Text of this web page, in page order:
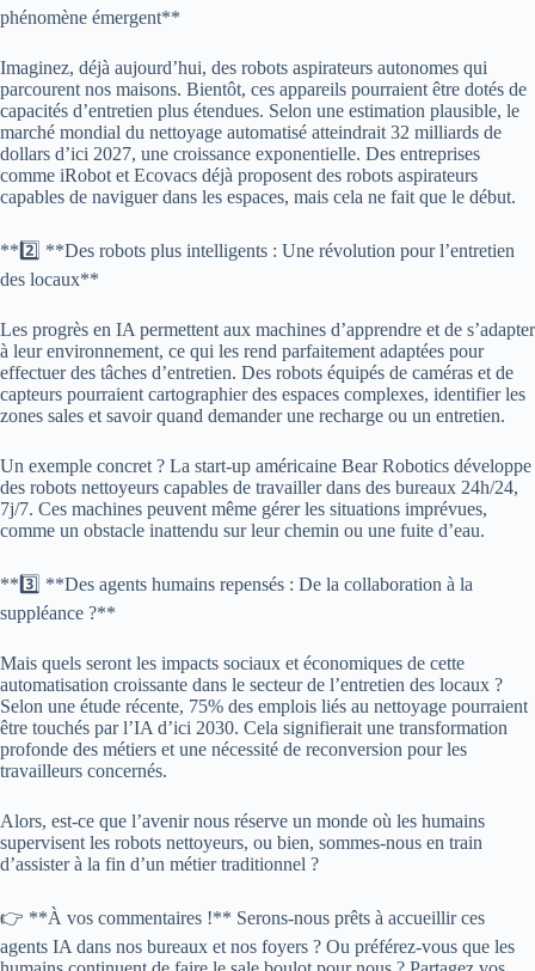
phénomène émergent**
Imaginez, déjà aujourd’hui, des robots aspirateurs autonomes qui
parcourent nos maisons. Bientôt, ces appareils pourraient être dotés de
capacités d’entretien plus étendues. Selon une estimation plausible, le
marché mondial du nettoyage automatisé atteindrait 32 milliards de
dollars d’ici 2027, une croissance exponentielle. Des entreprises
comme iRobot et Ecovacs déjà proposent des robots aspirateurs
capables de naviguer dans les espaces, mais cela ne fait que le début.
**2️⃣ **Des robots plus intelligents : Une révolution pour l’entretien
des locaux**
Les progrès en IA permettent aux machines d’apprendre et de s’adapter
à leur environnement, ce qui les rend parfaitement adaptées pour
effectuer des tâches d’entretien. Des robots équipés de caméras et de
capteurs pourraient cartographier des espaces complexes, identifier les
zones sales et savoir quand demander une recharge ou un entretien.
Un exemple concret ? La start-up américaine Bear Robotics développe
des robots nettoyeurs capables de travailler dans des bureaux 24h/24,
7j/7. Ces machines peuvent même gérer les situations imprévues,
comme un obstacle inattendu sur leur chemin ou une fuite d’eau.
**3️⃣ **Des agents humains repensés : De la collaboration à la
suppléance ?**
Mais quels seront les impacts sociaux et économiques de cette
automatisation croissante dans le secteur de l’entretien des locaux ?
Selon une étude récente, 75% des emplois liés au nettoyage pourraient
être touchés par l’IA d’ici 2030. Cela signifierait une transformation
profonde des métiers et une nécessité de reconversion pour les
travailleurs concernés.
Alors, est-ce que l’avenir nous réserve un monde où les humains
supervisent les robots nettoyeurs, ou bien, sommes-nous en train
d’assister à la fin d’un métier traditionnel ?
👉 **À vos commentaires !** Serons-nous prêts à accueillir ces
agents IA dans nos bureaux et nos foyers ? Ou préférez-vous que les